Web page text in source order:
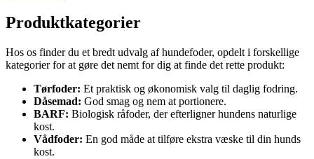
Produktkategorier
Hos os finder du et bredt udvalg af hundefoder, opdelt i forskellige
kategorier for at gøre det nemt for dig at finde det rette produkt:
Tørfoder: Et praktisk og økonomisk valg til daglig fodring.
Dåsemad: God smag og nem at portionere.
BARF: Biologisk råfoder, der efterligner hundens naturlige
kost.
Vådfoder: En god måde at tilføre ekstra væske til din hunds
kost.